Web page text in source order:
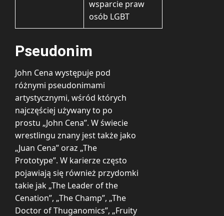
wsparcie praw
osób LGBT
Pseudonim
John Cena występuje pod
różnymi pseudonimami
artystycznymi, wśród których
najczęściej używany to po
prostu „John Cena”. W świecie
wrestlingu znany jest także jako
„Juan Cena” oraz „The
Prototype”. W karierze często
pojawiają się również przydomki
takie jak „The Leader of the
Cenation”, „The Champ”, „The
Doctor of Thuganomics”, „Fruity